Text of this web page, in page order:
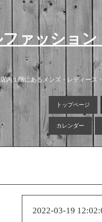
ァッショ
内１階にあるメンズ・レディー
トップページ
カレンダー
2022-03-19